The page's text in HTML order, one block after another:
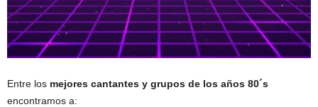
Entre los mejores cantantes y grupos de los años 80´s
encontramos a: